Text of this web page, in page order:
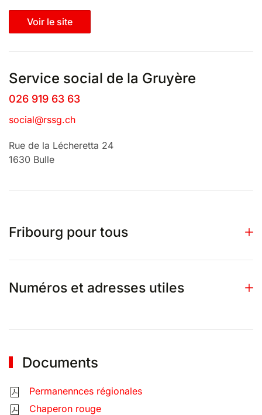
Voir le site
Service social de la Gruyère
026 919 63 63
social@rssg.ch
Rue de la Lécheretta 24
1630 Bulle
Fribourg pour tous
Numéros et adresses utiles
Documents
Permanennces régionales
Chaperon rouge